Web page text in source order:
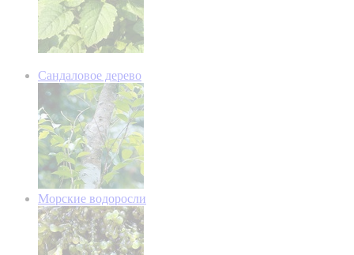
Сандаловое дерево
Морские водоросли